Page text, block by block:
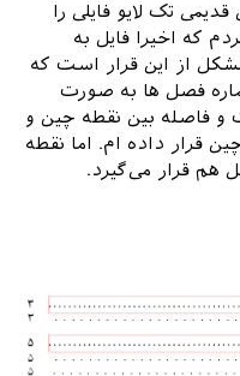
تک لایو فایلی را
که اخیرا فایل به
از این قرار است که
فصل ها به صورت
و فاصله بین نقطه چین و
قرار داده ام. اما نقطه
هم قرار می‌گیرد.